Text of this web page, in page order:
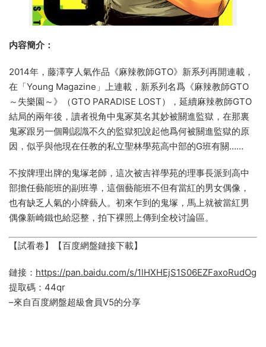
内容簡介：
2014年，藤澤亨人氣作品《麻辣教師GTO》新系列再開連載，
在「Young Magazine」上連載，新系列名爲《麻辣教師GTO
～失樂園～》（GTO PARADISE LOST），延續麻辣教師GTO
結局的兩年後，讀者視角中鬼冢莫名其妙被關進監獄，在那裏
鬼冢跟另一個剛認識不久的監獄犯說起他爲何被關進監獄的原
因，似乎與他現在任教的私立聖林學苑高中部的G班有關……
不按牌理出牌的鬼塚老師，這次被吉祥學苑的理事長派到高中
部擔任藝能班的副班導，這個藝能班不但有當紅的男女偶像，
也有缺乏人氣的小牌藝人。初來乍到的鬼塚，馬上就被當紅男
偶像新崎鐵也給惡整，拍下裸照上傳到全校讨論區。
【試看卷】【百度網盤鏈接下載】
鏈接： https://pan.baidu.com/s/1lHXHEjS1S06EZFaxoRudOg
提取碼：44qr
–來自百度網盤超級會員V5的分享